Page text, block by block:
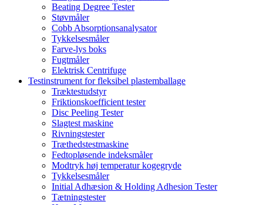
Beating Degree Tester
Støvmåler
Cobb Absorptionsanalysator
Tykkelsesmåler
Farve-lys boks
Fugtmåler
Elektrisk Centrifuge
Testinstrument for fleksibel plastemballage
Træktestudstyr
Friktionskoefficient tester
Disc Peeling Tester
Slagtest maskine
Rivningstester
Træthedstestmaskine
Fedtopløsende indeksmåler
Modtryk høj temperatur kogegryde
Tykkelsesmåler
Initial Adhæsion & Holding Adhesion Tester
Tætningstester